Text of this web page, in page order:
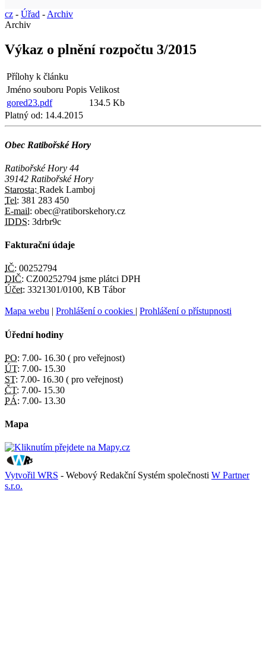
cz - Úřad - Archiv
Archiv
Výkaz o plnění rozpočtu 3/2015
Přílohy k článku
Jméno souboru Popis Velikost
gored23.pdf
134.5 Kb
Platný od: 14.4.2015
Obec Ratibořské Hory
Ratibořské Hory 44
39142 Ratibořské Hory
Starosta: Radek Lamboj
Tel: 381 283 450
E-mail: obec@ratiborskehory.cz
IDDS: 3drbr9c
Fakturační údaje
IČ: 00252794
DIČ: CZ00252794 jsme plátci DPH
Účet: 3321301/0100, KB Tábor
Mapa webu | Prohlášení o cookies | Prohlášení o přístupnosti
Úřední hodiny
PO: 7.00- 16.30 ( pro veřejnost)
ÚT: 7.00- 15.30
ST: 7.00- 16.30 ( pro veřejnost)
ČT: 7.00- 15.30
PÁ: 7.00- 13.30
Mapa
Vytvořil WRS - Webový Redakční Systém společnosti W Partner
s.r.o.